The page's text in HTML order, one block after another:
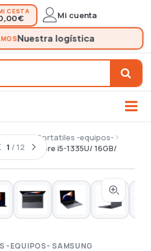
CESTA
€ Mi cuenta
Portatiles -equipos-
Intel Core i5-1335U/ 16GB/
1 / 12
-EQUIPOS- SAMSUNG